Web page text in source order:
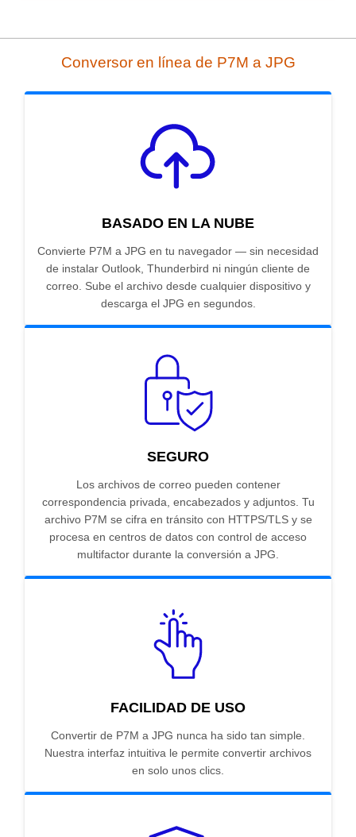
Conversor en línea de P7M a JPG
BASADO EN LA NUBE
Convierte P7M a JPG en tu navegador — sin necesidad
de instalar Outlook, Thunderbird ni ningún cliente de
correo. Sube el archivo desde cualquier dispositivo y
descarga el JPG en segundos.
SEGURO
Los archivos de correo pueden contener
correspondencia privada, encabezados y adjuntos. Tu
archivo P7M se cifra en tránsito con HTTPS/TLS y se
procesa en centros de datos con control de acceso
multifactor durante la conversión a JPG.
FACILIDAD DE USO
Convertir de P7M a JPG nunca ha sido tan simple.
Nuestra interfaz intuitiva le permite convertir archivos
en solo unos clics.